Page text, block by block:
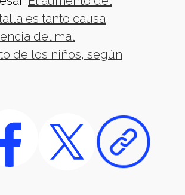
es tanto causa
del mal
de los niños, según